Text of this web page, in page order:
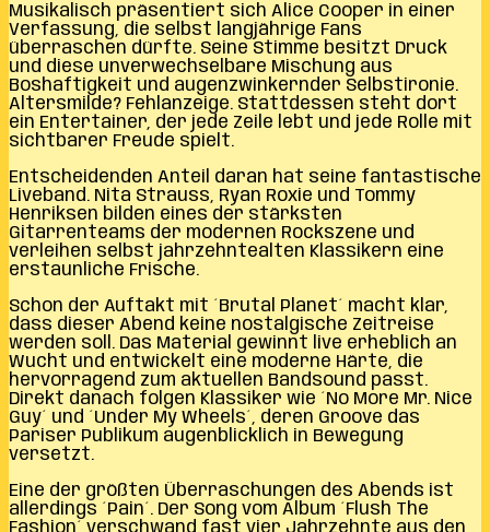
Musikalisch präsentiert sich Alice Cooper in einer
Verfassung, die selbst langjährige Fans
überraschen dürfte. Seine Stimme besitzt Druck
und diese unverwechselbare Mischung aus
Boshaftigkeit und augenzwinkernder Selbstironie.
Altersmilde? Fehlanzeige. Stattdessen steht dort
ein Entertainer, der jede Zeile lebt und jede Rolle mit
sichtbarer Freude spielt.
Entscheidenden Anteil daran hat seine fantastische
Liveband. Nita Strauss, Ryan Roxie und Tommy
Henriksen bilden eines der stärksten
Gitarrenteams der modernen Rockszene und
verleihen selbst jahrzehntealten Klassikern eine
erstaunliche Frische.
Schon der Auftakt mit ´Brutal Planet´ macht klar,
dass dieser Abend keine nostalgische Zeitreise
werden soll. Das Material gewinnt live erheblich an
Wucht und entwickelt eine moderne Härte, die
hervorragend zum aktuellen Bandsound passt.
Direkt danach folgen Klassiker wie ´No More Mr. Nice
Guy´ und ´Under My Wheels´, deren Groove das
Pariser Publikum augenblicklich in Bewegung
versetzt.
Eine der größten Überraschungen des Abends ist
allerdings ´Pain´. Der Song vom Album ´Flush The
Fashion´ verschwand fast vier Jahrzehnte aus den